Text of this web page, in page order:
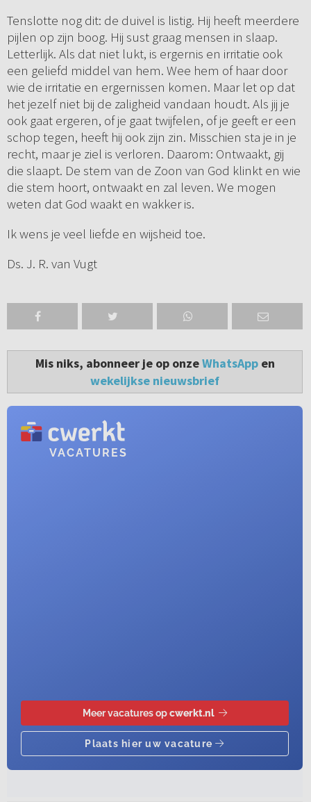
Tenslotte nog dit: de duivel is listig. Hij heeft meerdere
pijlen op zijn boog. Hij sust graag mensen in slaap.
Letterlijk. Als dat niet lukt, is ergernis en irritatie ook
een geliefd middel van hem. Wee hem of haar door
wie de irritatie en ergernissen komen. Maar let op dat
het jezelf niet bij de zaligheid vandaan houdt. Als jij je
ook gaat ergeren, of je gaat twijfelen, of je geeft er een
schop tegen, heeft hij ook zijn zin. Misschien sta je in je
recht, maar je ziel is verloren. Daarom: Ontwaakt, gij
die slaapt. De stem van de Zoon van God klinkt en wie
die stem hoort, ontwaakt en zal leven. We mogen
weten dat God waakt en wakker is.
Ik wens je veel liefde en wijsheid toe.
Ds. J. R. van Vugt
Mis niks, abonneer je op onzeWhatsAppen
wekelijkse nieuwsbrief